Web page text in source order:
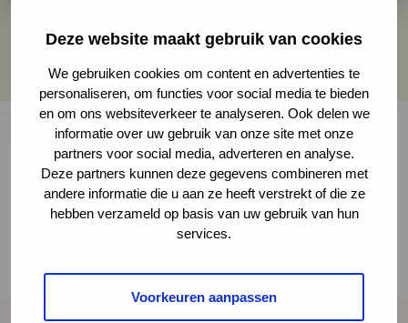
Deze website maakt gebruik van cookies
We gebruiken cookies om content en advertenties te
personaliseren, om functies voor social media te bieden
en om ons websiteverkeer te analyseren. Ook delen we
informatie over uw gebruik van onze site met onze
partners voor social media, adverteren en analyse.
Deze partners kunnen deze gegevens combineren met
andere informatie die u aan ze heeft verstrekt of die ze
hebben verzameld op basis van uw gebruik van hun
services.
Voorkeuren aanpassen
Op uitnodiging van onze medisch adviseur Dr.
Umesh Badrising en zijn team heeft de
werkgroep myositis op 21 november 2022 een
bezoek gebracht aan het Leids Universitair
Medisch Centrum.